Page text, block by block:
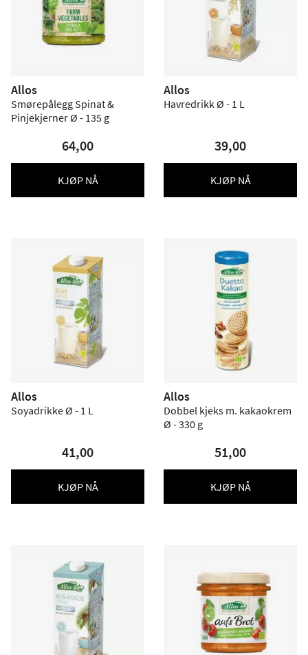
Allos
Smørepålegg Spinat &
Pinjekjerner Ø - 135 g
64,00
KJØP NÅ
Allos
Havredrikk Ø - 1 L
39,00
KJØP NÅ
Allos
Soyadrikke Ø - 1 L
41,00
KJØP NÅ
Allos
Dobbel kjeks m. kakaokrem
Ø - 330 g
51,00
KJØP NÅ